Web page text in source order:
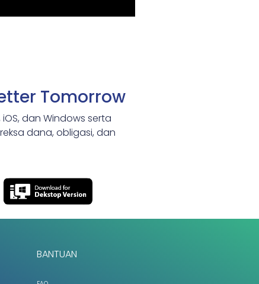
Tomorrow
dan Windows serta
dana, obligasi, dan
BANTUAN